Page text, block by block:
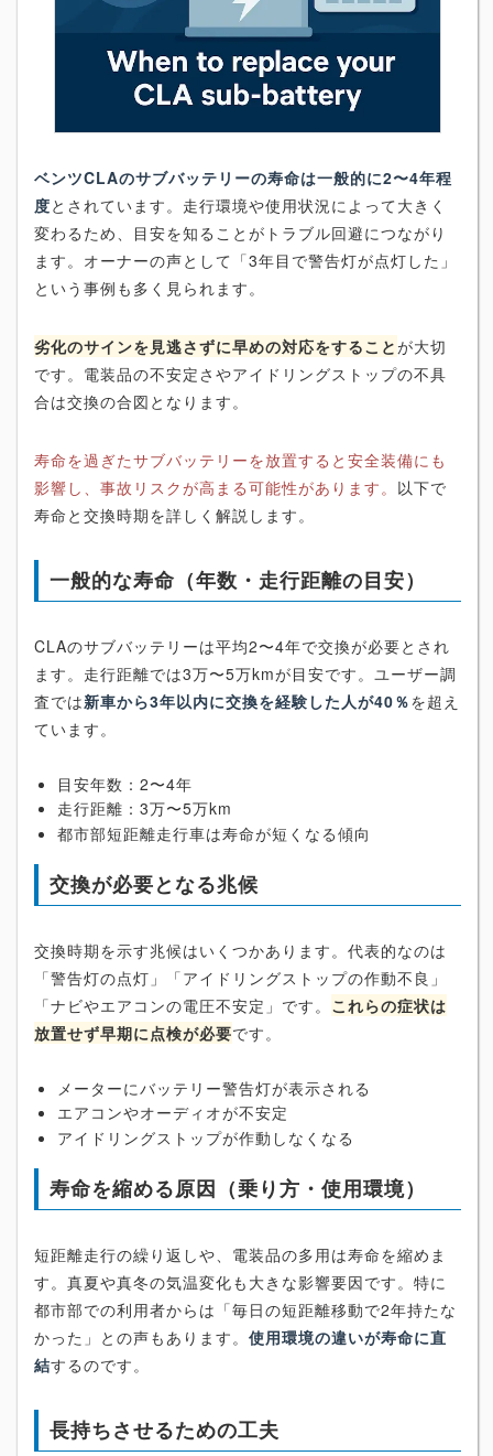
ベンツCLAのサブバッテリーの寿命は一般的に2〜4年程
度とされています。走行環境や使用状況によって大きく
変わるため、目安を知ることがトラブル回避につながり
ます。オーナーの声として「3年目で警告灯が点灯した」
という事例も多く見られます。
劣化のサインを見逃さずに早めの対応をすることが大切
です。電装品の不安定さやアイドリングストップの不具
合は交換の合図となります。
寿命を過ぎたサブバッテリーを放置すると安全装備にも
影響し、事故リスクが高まる可能性があります。 以下で
寿命と交換時期を詳しく解説します。
一般的な寿命（年数・走行距離の目安）
CLAのサブバッテリーは平均2〜4年で交換が必要とされ
ます。走行距離では3万〜5万kmが目安です。ユーザー調
査では新車から3年以内に交換を経験した人が40％を超え
ています。
目安年数：2〜4年
走行距離：3万〜5万km
都市部短距離走行車は寿命が短くなる傾向
交換が必要となる兆候
交換時期を示す兆候はいくつかあります。代表的なのは
「警告灯の点灯」「アイドリングストップの作動不良」
「ナビやエアコンの電圧不安定」です。 これらの症状は
放置せず早期に点検が必要です。
メーターにバッテリー警告灯が表示される
エアコンやオーディオが不安定
アイドリングストップが作動しなくなる
寿命を縮める原因（乗り方・使用環境）
短距離走行の繰り返しや、電装品の多用は寿命を縮めま
す。真夏や真冬の気温変化も大きな影響要因です。特に
都市部での利用者からは「毎日の短距離移動で2年持たな
かった」との声もあります。 使用環境の違いが寿命に直
結するのです。
長持ちさせるための工夫